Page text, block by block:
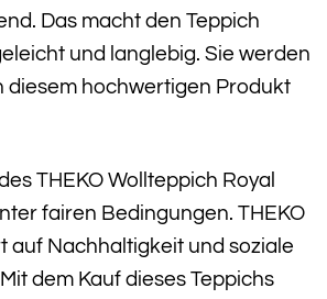
Das macht den Teppich
und langlebig. Sie werden
diesem hochwertigen Produkt
THEKO Wollteppich Royal
fairen Bedingungen. THEKO
auf Nachhaltigkeit und soziale
dem Kauf dieses Teppichs